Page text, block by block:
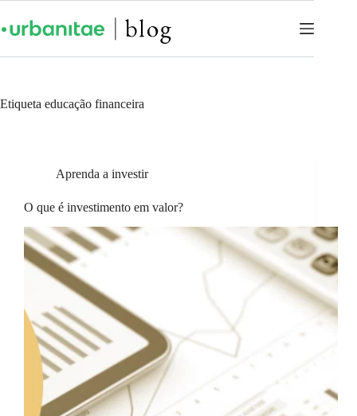
Etiqueta educação financeira
Aprenda a investir
O que é investimento em valor?